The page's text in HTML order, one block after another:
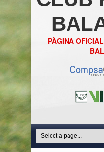
PÀGINA